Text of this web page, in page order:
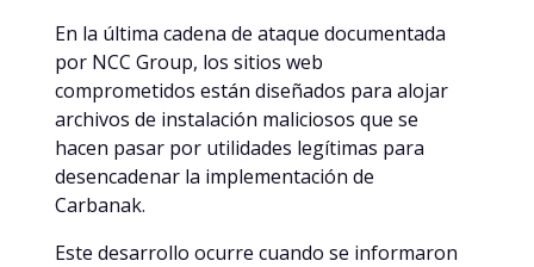
En la última cadena de ataque documentada
por NCC Group, los sitios web
comprometidos están diseñados para alojar
archivos de instalación maliciosos que se
hacen pasar por utilidades legítimas para
desencadenar la implementación de
Carbanak.
Este desarrollo ocurre cuando se informaron